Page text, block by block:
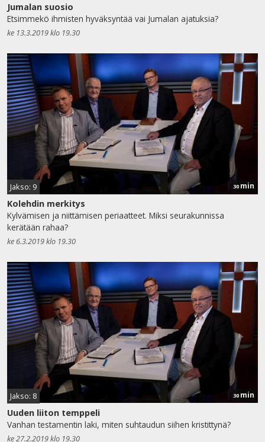
Jumalan suosio
Etsimmekö ihmisten hyväksyntää vai Jumalan ajatuksia?
ke 13.3.2019 klo 19.30
Jakso: 9 30 min
Kolehdin merkitys
Kylvämisen ja niittämisen periaatteet. Miksi seurakunnissa
kerätään rahaa?
ke 6.3.2019 klo 19.30
Jakso: 8 30 min
Uuden liiton temppeli
Vanhan testamentin laki, miten suhtaudun siihen kristittynä?
ke 27.2.2019 klo 19.30